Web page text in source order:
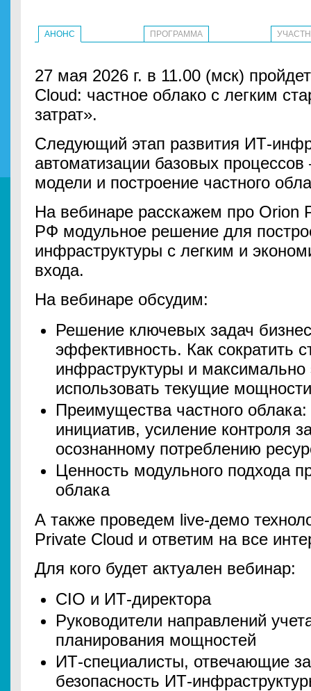
АНОНС ПРОГРАММА
27 мая 2026 г. в 11.00 (мск)
Cloud: частное облако с легким
затрат».
Следующий этап развития ИТ-
автоматизации базовых
модели и построение частного
На вебинаре расскажем про Orion
РФ модульное решение для
инфраструктуры с легким и
входа.
На вебинаре обсудим:
Решение ключевых задач
эффективность. Как сократить
инфраструктуры и
использовать текущие мощности
Преимущества частного
инициатив, усиление контроля
осознанному потреблению
Ценность модульного подхода
облака
А также проведем live-демо
Private Cloud и ответим на все
Для кого будет актуален вебинар:
CIO и ИТ-директора
Руководители направлений
планирования мощностей
ИТ-специалисты, отвечающие
безопасность ИТ-